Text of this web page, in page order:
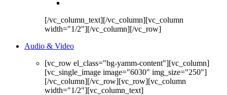
[/vc_column_text][/vc_column][vc_column
width="1/2"][/vc_column][/vc_row]
Audio & Video
[vc_row el_class="bg-yamm-content"][vc_column]
[vc_single_image image="6030" img_size="250"]
[/vc_column][/vc_row][vc_row][vc_column
width="1/2"][vc_column_text]